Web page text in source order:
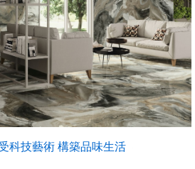
科技藝術 構築品味生活